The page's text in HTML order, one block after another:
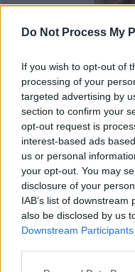
Do Not Process My
If you wish to opt-out of
processing of your
targeted advertising by
section to confirm your
opt-out request is
interest-based ads
us or personal
your opt-out. You may
disclosure of your
IAB’s list of
also be disclosed by us
Downstream Participants
Τηλεόραση|
Η Ναταλία
«Το "Καλύτερα
ενωμένο,
Με τραγούδι και
της Ναταλίας
για 5η σεζόν